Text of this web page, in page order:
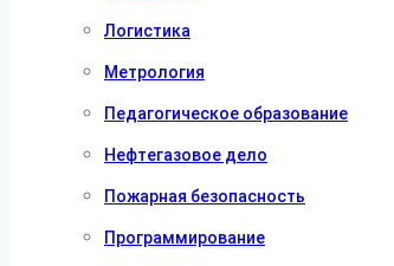
Логистика
Метрология
Педагогическое образование
Нефтегазовое дело
Пожарная безопасность
Программирование